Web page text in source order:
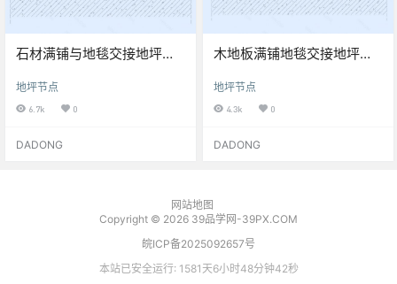
石材满铺与地毯交接地坪节
地坪节点
6.7k 0
DADONG
木地板满铺地毯交接地坪节
地坪节点
4.3k 0
DADONG
网站地图
Copyright © 2026 39品学网-39PX.COM
皖ICP备2025092657号
本站已安全运行: 1581天6小时48分钟42秒